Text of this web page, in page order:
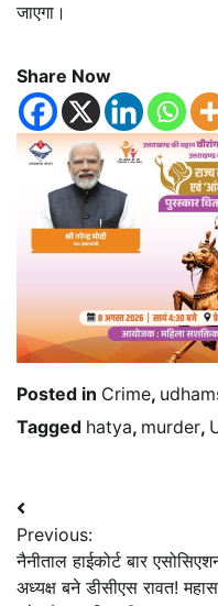
जाएगा।
Share Now
Posted in Crime,
Tagged hatya, murder,
Post
navigation
Previous:
नैनीताल हाईकोर्ट बार
अध्यक्ष बने डीसीएस रावत!